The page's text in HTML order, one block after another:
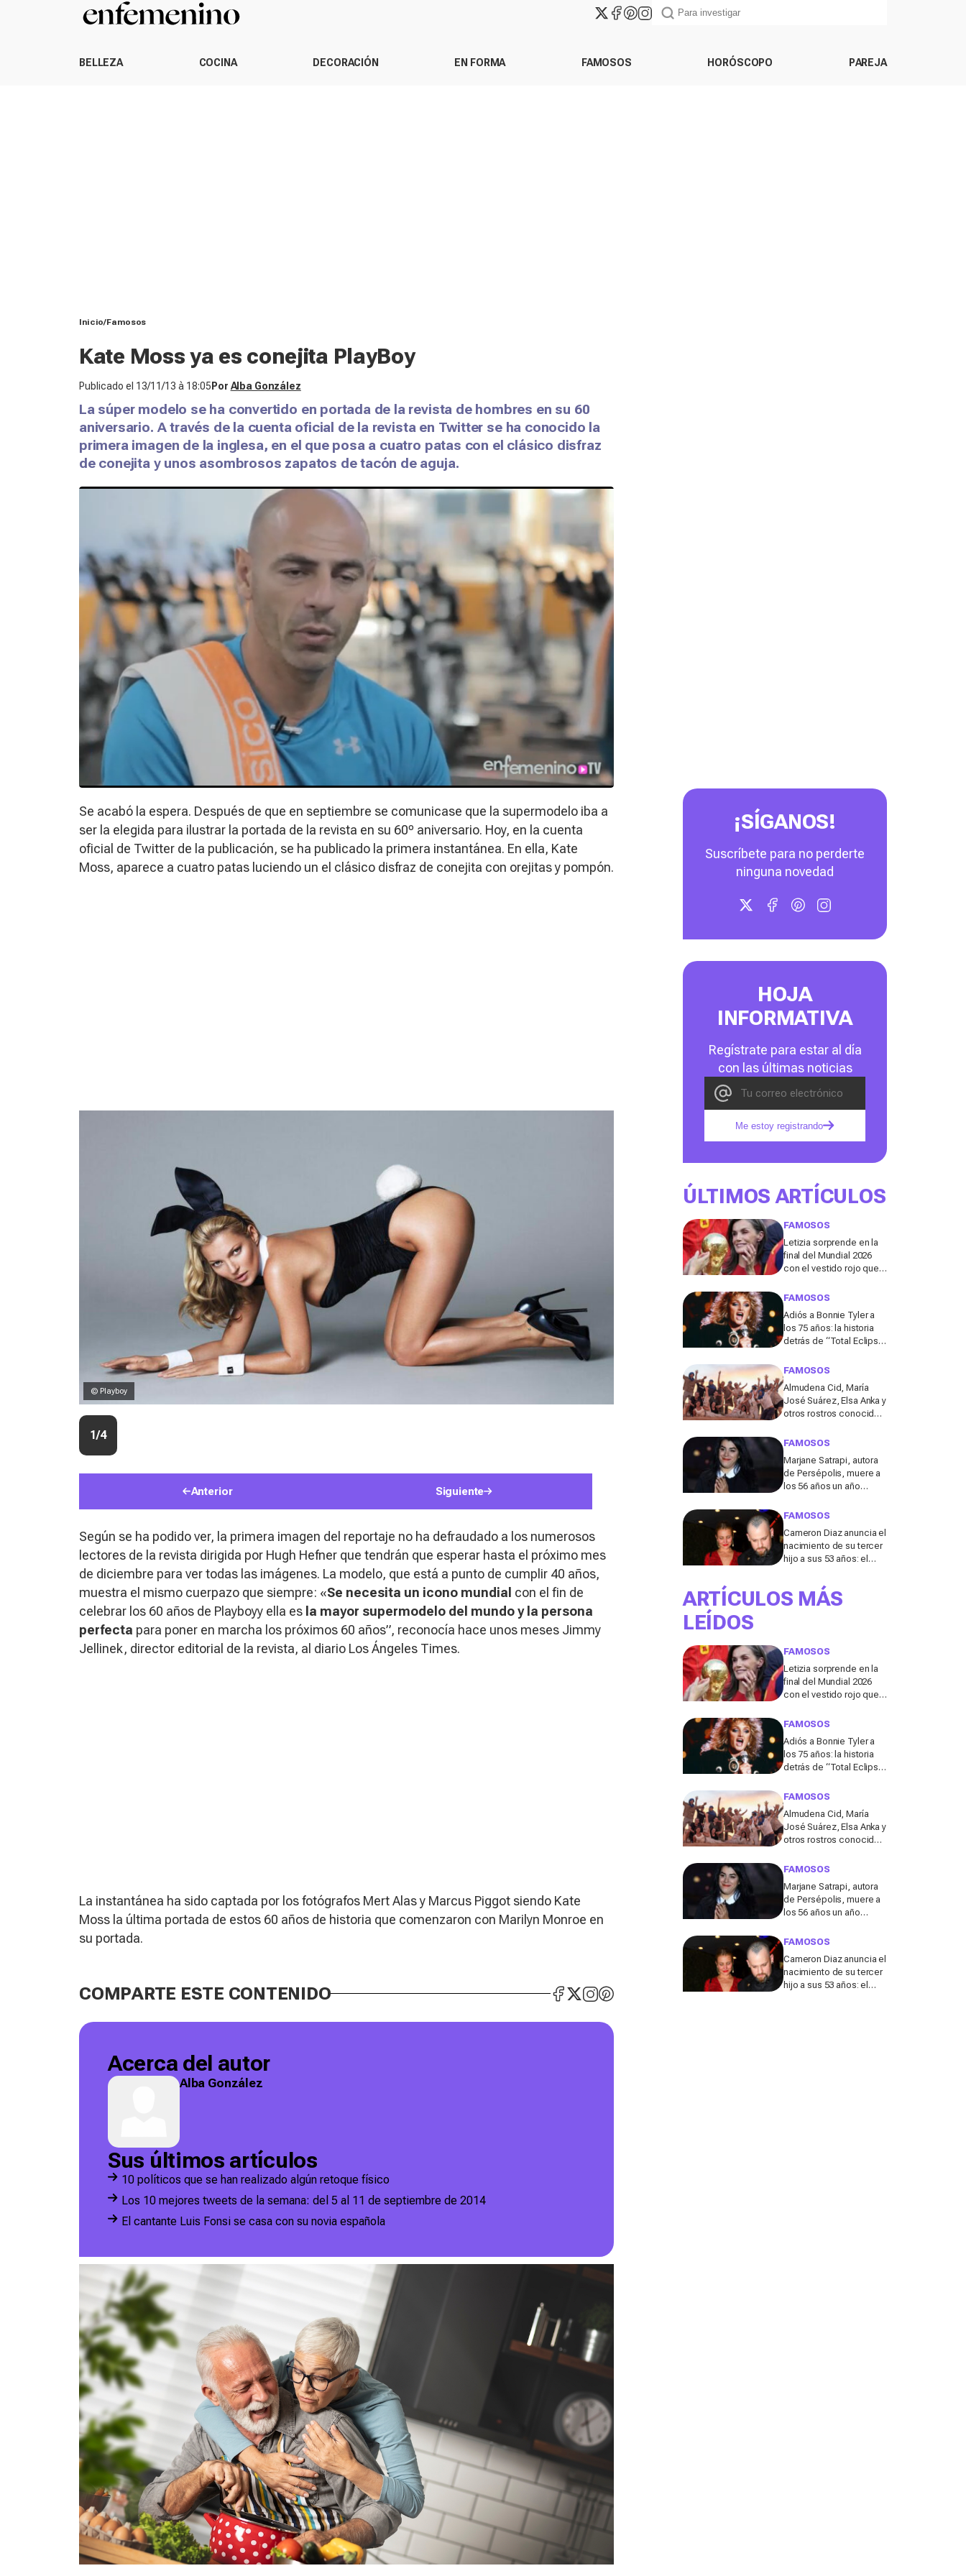
BELLEZA COCINA DECORACIÓN EN FORMA FAMOSOS HORÓSCOPO PAREJA
Inicio Famosos
Kate Moss ya es conejita PlayBoy
Publicado el 13/11/13 à 18:05 Por Alba González
La súper modelo se ha convertido en portada de la revista de hombres en su 60
aniversario. A través de la cuenta oficial de la revista en Twitter se ha conocido la
primera imagen de la inglesa, en el que posa a cuatro patas con el clásico disfraz
de conejita y unos asombrosos zapatos de tacón de aguja.
Se acabó la espera. Después de que en septiembre se comunicase que la supermodelo iba a
ser la elegida para ilustrar la portada de la revista en su 60º aniversario. Hoy, en la cuenta
oficial de Twitter de la publicación, se ha publicado la primera instantánea. En ella, Kate
Moss, aparece a cuatro patas luciendo un el clásico disfraz de conejita con orejitas y pompón.
© Playboy
1/4
Anterior Siguiente
Según se ha podido ver, la primera imagen del reportaje no ha defraudado a los numerosos
lectores de la revista dirigida por Hugh Hefner que tendrán que esperar hasta el próximo mes
de diciembre para ver todas las imágenes. La modelo, que está a punto de cumplir 40 años,
muestra el mismo cuerpazo que siempre: «Se necesita un icono mundial con el fin de
celebrar los 60 años de Playboyy ella es la mayor supermodelo del mundo y la persona
perfecta para poner en marcha los próximos 60 años”, reconocía hace unos meses Jimmy
Jellinek, director editorial de la revista, al diario Los Ángeles Times.
La instantánea ha sido captada por los fotógrafos Mert Alas y Marcus Piggot siendo Kate
Moss la última portada de estos 60 años de historia que comenzaron con Marilyn Monroe en
su portada.
COMPARTE ESTE CONTENIDO
Acerca del autor
Alba González
Sus últimos artículos
10 políticos que se han realizado algún retoque físico
Los 10 mejores tweets de la semana: del 5 al 11 de septiembre de 2014
El cantante Luis Fonsi se casa con su novia española
¡SÍGANOS!
Suscríbete para no perderte
ninguna novedad
HOJA
INFORMATIVA
Regístrate para estar al día
con las últimas noticias
Me estoy registrando
ÚLTIMOS ARTÍCULOS
FAMOSOS
Letizia sorprende en la
final del Mundial 2026
con el vestido rojo que
de los 50
FAMOSOS
Adiós a Bonnie Tyler a
los 75 años: la historia
detrás de “Total Eclipse
que la hizo eterna
FAMOSOS
Almudena Cid, María
José Suárez, Elsa Anka y
otros rostros conocidos
segunda edición de
Desierto'
FAMOSOS
Marjane Satrapi, autora
de Persépolis, muere a
los 56 años un año
de su marido
FAMOSOS
Cameron Diaz anuncia el
nacimiento de su tercer
hijo a sus 53 años: el
anuncio que todos
comentan
ARTÍCULOS MÁS
LEÍDOS
FAMOSOS
Letizia sorprende en la
final del Mundial 2026
con el vestido rojo que
de los 50
FAMOSOS
Adiós a Bonnie Tyler a
los 75 años: la historia
detrás de “Total Eclipse
que la hizo eterna
FAMOSOS
Almudena Cid, María
José Suárez, Elsa Anka y
otros rostros conocidos
segunda edición de
Desierto'
FAMOSOS
Marjane Satrapi, autora
de Persépolis, muere a
los 56 años un año
de su marido
FAMOSOS
Cameron Diaz anuncia el
nacimiento de su tercer
hijo a sus 53 años: el